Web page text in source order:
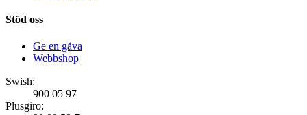
Stöd oss
Ge en gåva
Webbshop
Swish:
900 05 97
Plusgiro: